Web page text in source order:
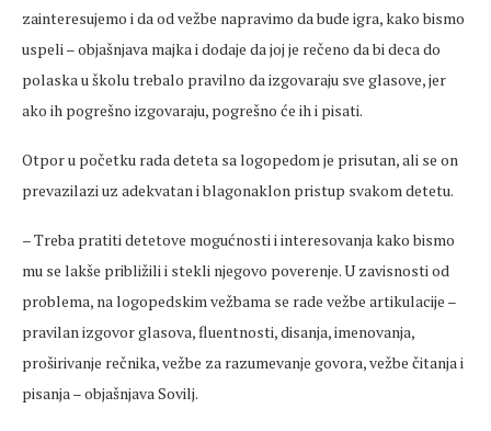
zainteresujemo i da od vežbe napravimo da bude igra, kako bismo
uspeli – objašnjava majka i dodaje da joj je rečeno da bi deca do
polaska u školu trebalo pravilno da izgovaraju sve glasove, jer
ako ih pogrešno izgovaraju, pogrešno će ih i pisati.
Otpor u početku rada deteta sa logopedom je prisutan, ali se on
prevazilazi uz adekvatan i blagonaklon pristup svakom detetu.
– Treba pratiti detetove mogućnosti i interesovanja kako bismo
mu se lakše približili i stekli njegovo poverenje. U zavisnosti od
problema, na logopedskim vežbama se rade vežbe artikulacije –
pravilan izgovor glasova, fluentnosti, disanja, imenovanja,
proširivanje rečnika, vežbe za razumevanje govora, vežbe čitanja i
pisanja – objašnjava Sovilj.